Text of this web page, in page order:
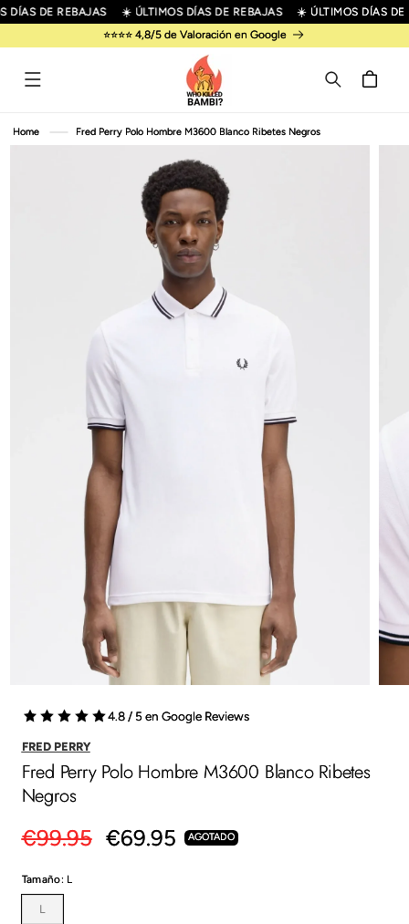
CONTENIDO
DÍAS DE REBAJAS ☀️ ÚLTIMOS DÍAS DE REBAJAS
☀️ ÚLTIMOS DÍAS DE
⭐⭐⭐⭐ 4,8/5 de Valoración en Google
Carrito
Home Fred Perry Polo Hombre M3600 Blanco Ribetes Negros
4.8 / 5 en Google Reviews
FRED PERRY
Fred Perry Polo Hombre M3600 Blanco Ribetes
Negros
Precio
habitual
€99.95 Precio
€69.95 AGOTADO
Tamaño: L
L